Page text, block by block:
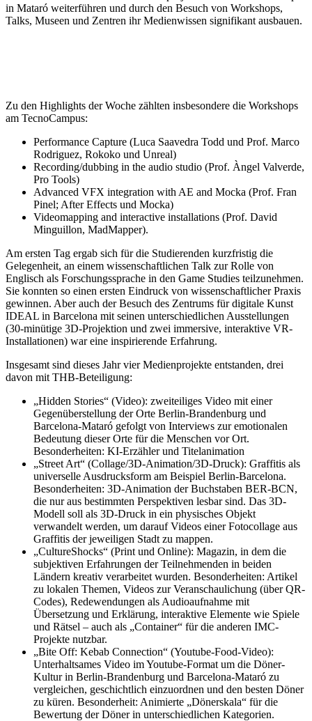
in Mataró weiterführen und durch den Besuch von Workshops,
Talks, Museen und Zentren ihr Medienwissen signifikant ausbauen.
Zu den Highlights der Woche zählten insbesondere die Workshops
am TecnoCampus:
Performance Capture (Luca Saavedra Todd und Prof. Marco
Rodriguez, Rokoko und Unreal)
Recording/dubbing in the audio studio (Prof. Àngel Valverde,
Pro Tools)
Advanced VFX integration with AE and Mocka (Prof. Fran
Pinel; After Effects und Mocka)
Videomapping and interactive installations (Prof. David
Minguillon, MadMapper).
Am ersten Tag ergab sich für die Studierenden kurzfristig die
Gelegenheit, an einem wissenschaftlichen Talk zur Rolle von
Englisch als Forschungssprache in den Game Studies teilzunehmen.
Sie konnten so einen ersten Eindruck von wissenschaftlicher Praxis
gewinnen. Aber auch der Besuch des Zentrums für digitale Kunst
IDEAL in Barcelona mit seinen unterschiedlichen Ausstellungen
(30-minütige 3D-Projektion und zwei immersive, interaktive VR-
Installationen) war eine inspirierende Erfahrung.
Insgesamt sind dieses Jahr vier Medienprojekte entstanden, drei
davon mit THB-Beteiligung:
„Hidden Stories“ (Video): zweiteiliges Video mit einer
Gegenüberstellung der Orte Berlin-Brandenburg und
Barcelona-Mataró gefolgt von Interviews zur emotionalen
Bedeutung dieser Orte für die Menschen vor Ort.
Besonderheiten: KI-Erzähler und Titelanimation
„Street Art“ (Collage/3D-Animation/3D-Druck): Graffitis als
universelle Ausdrucksform am Beispiel Berlin-Barcelona.
Besonderheiten: 3D-Animation der Buchstaben BER-BCN,
die nur aus bestimmten Perspektiven lesbar sind. Das 3D-
Modell soll als 3D-Druck in ein physisches Objekt
verwandelt werden, um darauf Videos einer Fotocollage aus
Graffitis der jeweiligen Stadt zu mappen.
„CultureShocks“ (Print und Online): Magazin, in dem die
subjektiven Erfahrungen der Teilnehmenden in beiden
Ländern kreativ verarbeitet wurden. Besonderheiten: Artikel
zu lokalen Themen, Videos zur Veranschaulichung (über QR-
Codes), Redewendungen als Audioaufnahme mit
Übersetzung und Erklärung, interaktive Elemente wie Spiele
und Rätsel – auch als „Container“ für die anderen IMC-
Projekte nutzbar.
„Bite Off: Kebab Connection“ (Youtube-Food-Video):
Unterhaltsames Video im Youtube-Format um die Döner-
Kultur in Berlin-Brandenburg und Barcelona-Mataró zu
vergleichen, geschichtlich einzuordnen und den besten Döner
zu küren. Besonderheit: Animierte „Dönerskala“ für die
Bewertung der Döner in unterschiedlichen Kategorien.